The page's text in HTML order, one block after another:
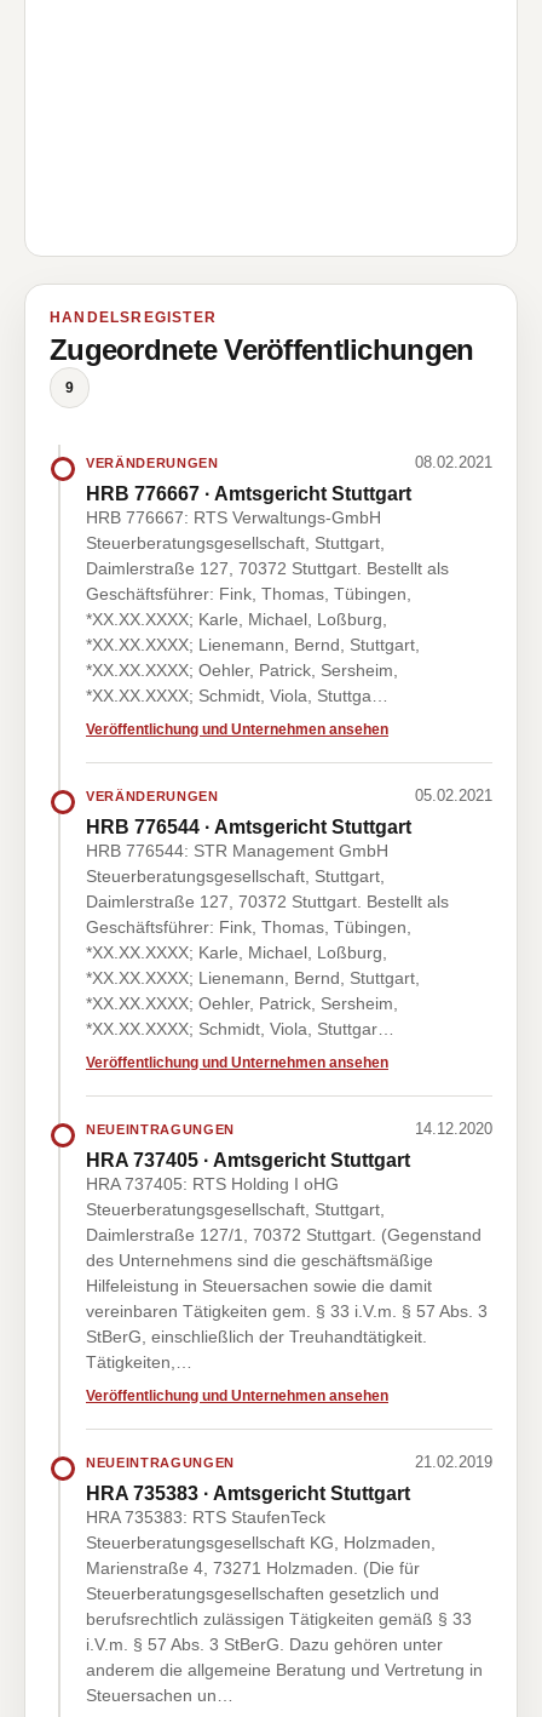
HANDELSREGISTER
Zugeordnete Veröffentlichungen
9
VERÄNDERUNGEN 08.02.2021
HRB 776667 · Amtsgericht Stuttgart
HRB 776667: RTS Verwaltungs-GmbH
Steuerberatungsgesellschaft, Stuttgart,
Daimlerstraße 127, 70372 Stuttgart. Bestellt als
Geschäftsführer: Fink, Thomas, Tübingen,
*XX.XX.XXXX; Karle, Michael, Loßburg,
*XX.XX.XXXX; Lienemann, Bernd, Stuttgart,
*XX.XX.XXXX; Oehler, Patrick, Sersheim,
*XX.XX.XXXX; Schmidt, Viola, Stuttga…
Veröffentlichung und Unternehmen ansehen
VERÄNDERUNGEN 05.02.2021
HRB 776544 · Amtsgericht Stuttgart
HRB 776544: STR Management GmbH
Steuerberatungsgesellschaft, Stuttgart,
Daimlerstraße 127, 70372 Stuttgart. Bestellt als
Geschäftsführer: Fink, Thomas, Tübingen,
*XX.XX.XXXX; Karle, Michael, Loßburg,
*XX.XX.XXXX; Lienemann, Bernd, Stuttgart,
*XX.XX.XXXX; Oehler, Patrick, Sersheim,
*XX.XX.XXXX; Schmidt, Viola, Stuttgar…
Veröffentlichung und Unternehmen ansehen
NEUEINTRAGUNGEN 14.12.2020
HRA 737405 · Amtsgericht Stuttgart
HRA 737405: RTS Holding I oHG
Steuerberatungsgesellschaft, Stuttgart,
Daimlerstraße 127/1, 70372 Stuttgart. (Gegenstand
des Unternehmens sind die geschäftsmäßige
Hilfeleistung in Steuersachen sowie die damit
vereinbaren Tätigkeiten gem. § 33 i.V.m. § 57 Abs. 3
StBerG, einschließlich der Treuhandtätigkeit.
Tätigkeiten,…
Veröffentlichung und Unternehmen ansehen
NEUEINTRAGUNGEN 21.02.2019
HRA 735383 · Amtsgericht Stuttgart
HRA 735383: RTS StaufenTeck
Steuerberatungsgesellschaft KG, Holzmaden,
Marienstraße 4, 73271 Holzmaden. (Die für
Steuerberatungsgesellschaften gesetzlich und
berufsrechtlich zulässigen Tätigkeiten gemäß § 33
i.V.m. § 57 Abs. 3 StBerG. Dazu gehören unter
anderem die allgemeine Beratung und Vertretung in
Steuersachen un…